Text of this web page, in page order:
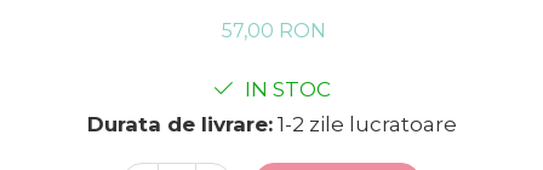
57,00 RON
IN STOC
Durata de livrare:1-2 zile lucratoare